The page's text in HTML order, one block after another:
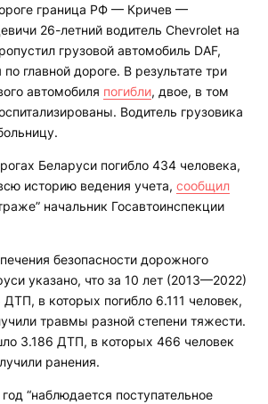
граница РФ — Кричев —
26-летний водитель Chevrolet на
грузовой автомобиль DAF,
главной дороге. В результате три
автомобиля погибли, двое, в том
Водитель грузовика
Беларуси погибло 434 человека,
историю ведения учета, сообщил
начальник Госавтоинспекции
безопасности дорожного
указано, что за 10 лет (2013—2022)
в которых погибло 6.111 человек,
травмы разной степени тяжести.
3.186 ДТП, в которых 466 человек
ранения.
“наблюдается поступательное